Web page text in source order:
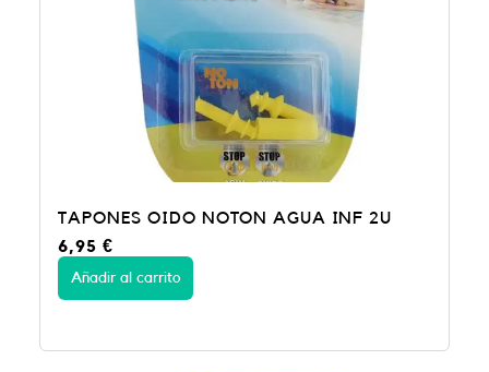
TAPONES OIDO NOTON AGUA INF 2U
6,95 €
Añadir al carrito